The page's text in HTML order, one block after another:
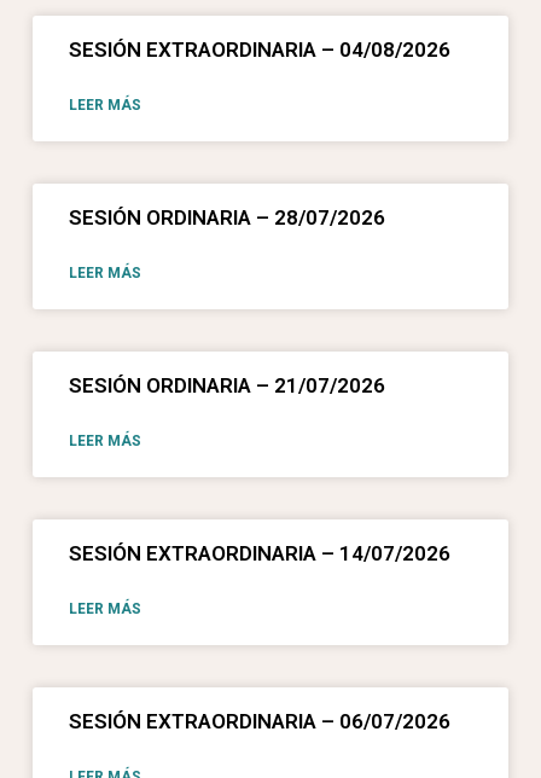
SESIÓN EXTRAORDINARIA – 04/08/2026
LEER MÁS
SESIÓN ORDINARIA – 28/07/2026
LEER MÁS
SESIÓN ORDINARIA – 21/07/2026
LEER MÁS
SESIÓN EXTRAORDINARIA – 14/07/2026
LEER MÁS
SESIÓN EXTRAORDINARIA – 06/07/2026